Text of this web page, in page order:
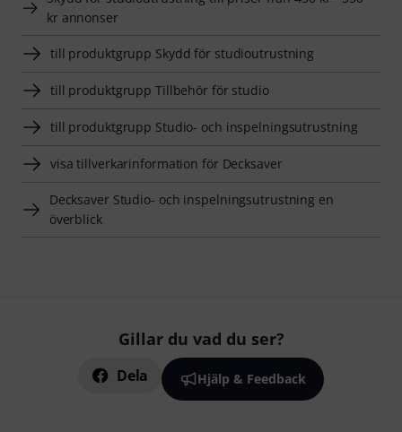
kr annonser
till produktgrupp Skydd för studioutrustning
till produktgrupp Tillbehör för studio
till produktgrupp Studio- och inspelningsutrustning
visa tillverkarinformation för Decksaver
Decksaver Studio- och inspelningsutrustning en
överblick
Gillar du vad du ser?
Dela Hjälp & Feedback